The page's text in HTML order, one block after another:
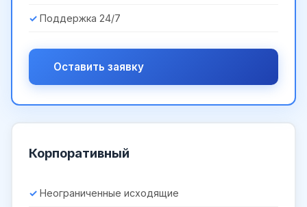
Поддержка 24/7
Оставить заявку
Корпоративный
Неограниченные исходящие